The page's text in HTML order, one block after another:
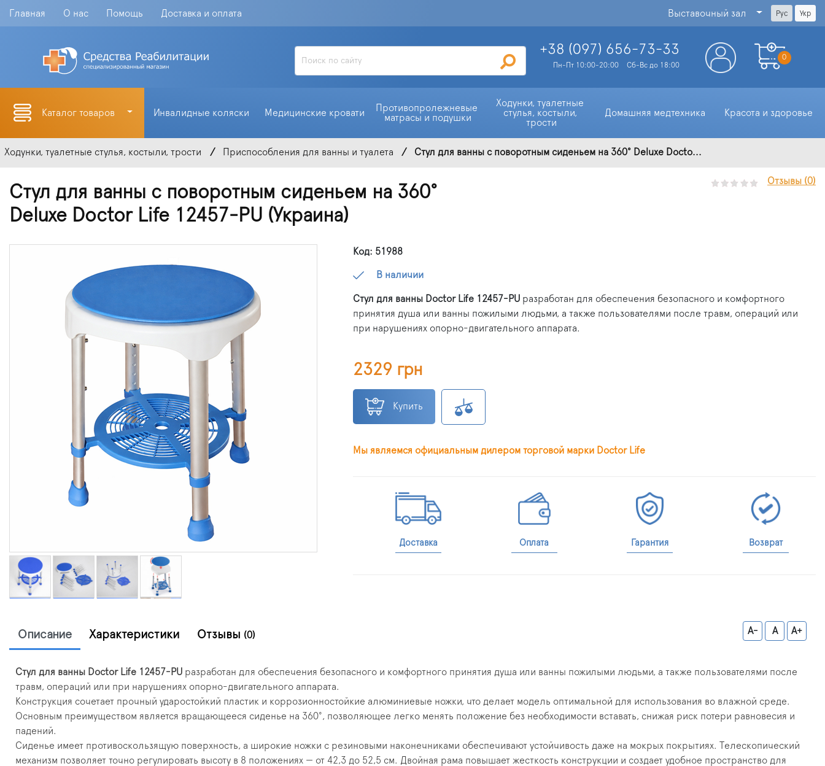
Главная О нас Помощь Доставка и оплата Выставочный зал Рус Укр
+38 (097) 656-73-33
Пн-Пт 10:00-20:00 Сб-Вс до 18:00
0
Каталог товаров Инвалидные коляски Медицинские кровати
Противопролежневые
матрасы и подушки
Ходунки, туалетные
стулья, костыли,
трости
Домашняя медтехника Красота и здоровье
Ходунки, туалетные стулья, костыли, трости Приспособления для ванны и туалета Стул для ванны с поворотным сиденьем на 360° Deluxe Docto...
Стул для ванны с поворотным сиденьем на 360°
Deluxe Doctor Life 12457-PU (Украина)
Отзывы (0)
Код: 51988
В наличии
Стул для ванны Doctor Life 12457-PU разработан для обеспечения безопасного и комфортного
принятия душа или ванны пожилыми людьми, а также пользователями после травм, операций или
при нарушениях опорно-двигательного аппарата.
2329 грн
Купить
Мы являемся официальным дилером торговой марки Doctor Life
Доставка Оплата Гарантия Возврат
Описание Характеристики Отзывы (0) A- A A+
Стул для ванны Doctor Life 12457-PU разработан для обеспечения безопасного и комфортного принятия душа или ванны пожилыми людьми, а также пользователями после
травм, операций или при нарушениях опорно-двигательного аппарата.
Конструкция сочетает прочный ударостойкий пластик и коррозионностойкие алюминиевые ножки, что делает модель оптимальной для использования во влажной среде.
Основным преимуществом является вращающееся сиденье на 360°, позволяющее легко менять положение без необходимости вставать, снижая риск потери равновесия и
падений.
Сиденье имеет противоскользящую поверхность, а широкие ножки с резиновыми наконечниками обеспечивают устойчивость даже на мокрых покрытиях. Телескопический
механизм позволяет точно регулировать высоту в 8 положениях — от 42,3 до 52,5 см. Двойная рама повышает жесткость конструкции и создает удобное пространство для